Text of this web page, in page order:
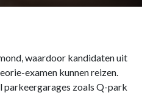
waardoor kandidaten uit
examen kunnen reizen.
parkeergarages zoals Q-park